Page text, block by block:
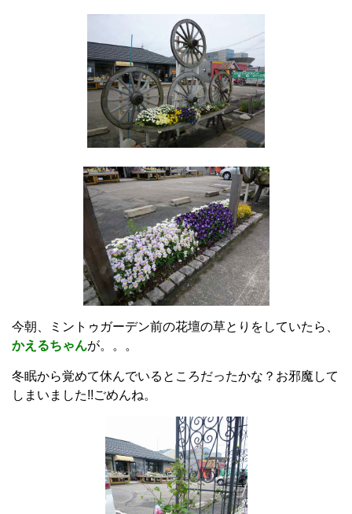
今朝、ミントゥガーデン前の花壇の草とりをしていたら、
かえるちゃんが。。。
冬眠から覚めて休んでいるところだったかな？お邪魔して
しまいました!!ごめんね。